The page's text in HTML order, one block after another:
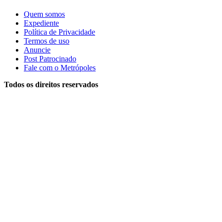
Quem somos
Expediente
Política de Privacidade
Termos de uso
Anuncie
Post Patrocinado
Fale com o Metrópoles
Todos os direitos reservados